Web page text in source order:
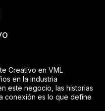
Creativo en VML
en la industria
este negocio, las historias
conexión es lo que define